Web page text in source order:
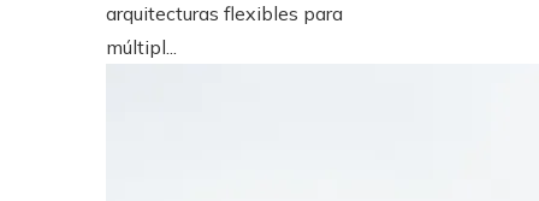
arquitecturas flexibles para
múltipl...